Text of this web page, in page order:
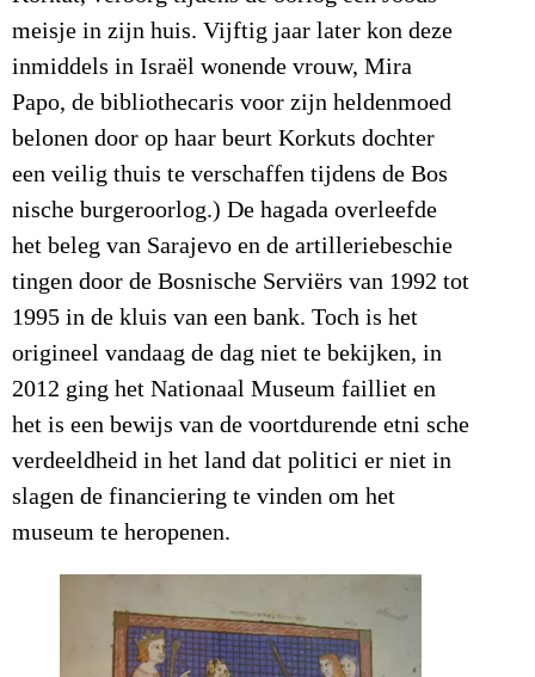
meisje in zijn huis. Vijftig jaar later kon deze
inmiddels in Israël wonende vrouw, Mira
Papo, de bibliothecaris voor zijn heldenmoed
belonen door op haar beurt Korkuts dochter
een veilig thuis te verschaffen tijdens de Bos
nische burgeroorlog.) De hagada overleefde
het beleg van Sarajevo en de artilleriebeschie
tingen door de Bosnische Serviërs van 1992 tot
1995 in de kluis van een bank. Toch is het
origineel vandaag de dag niet te bekijken, in
2012 ging het Nationaal Museum failliet en
het is een bewijs van de voortdurende etni sche
verdeeldheid in het land dat politici er niet in
slagen de financiering te vinden om het
museum te heropenen.